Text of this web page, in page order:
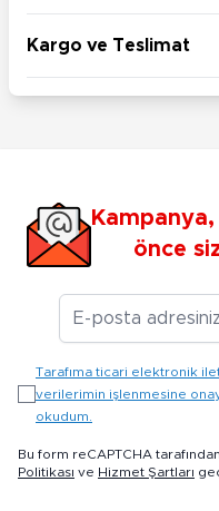
Kargo ve Teslimat
önce
Tarafıma ticari elektronik
verilerimin işlenmesine
okudum.
Bu form reCAPTCHA
Politikası ve Hizmet Şartları